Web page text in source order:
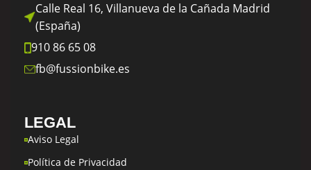
Calle Real 16, Villanueva de la Cañada Madrid
(España)
910 86 65 08
fb@fussionbike.es
LEGAL
Aviso Legal
Política de Privacidad